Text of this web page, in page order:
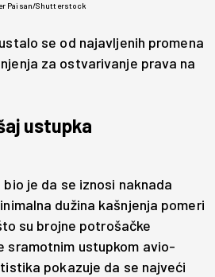
Paisan/Shutterstock
se od najavljenih promena
za ostvarivanje prava na
ustupka
je da se iznosi naknada
dužina kašnjenja pomeri
su brojne potrošačke
sramotnim ustupkom avio-
pokazuje da se najveći